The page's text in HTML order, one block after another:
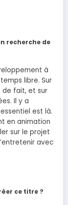
recherche de
à
libre. Sur
de fait, et sur
Il y a
est là.
en animation
sur le projet
avec
ce titre ?